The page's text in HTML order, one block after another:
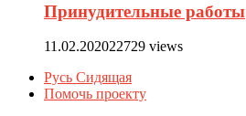
Принудительные работы
11.02.202022729 views
Русь Сидящая
Помочь проекту